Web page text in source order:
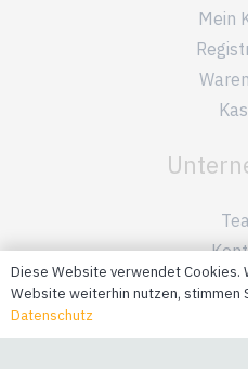
Mein
Diese Website verwendet Cookies.
Website weiterhin nutzen, stimmen
Datenschutz